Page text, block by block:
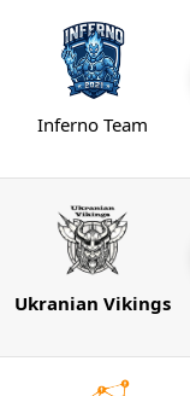
Inferno Team
Ukranian Vikings